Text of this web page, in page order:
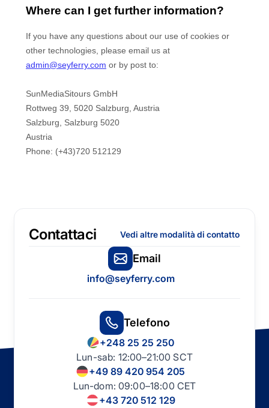
Contattaci Vedi altre modalità di contatto
Email
info@seyferry.com
Telefono
+248 25 25 250
Lun-sab: 12:00–21:00 SCT
+49 89 420 954 205
Lun-dom: 09:00–18:00 CET
+43 720 512 129